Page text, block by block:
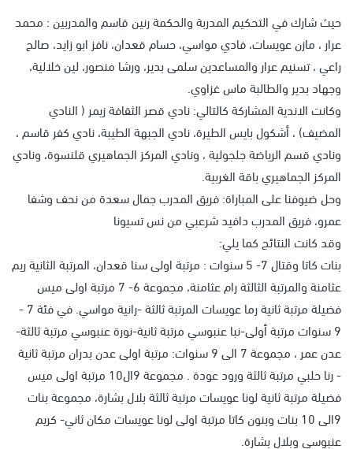
حيث شارك في التحكيم المدربة والحكمة رنين قاسم والمدربين : محمد
عرار ، مازن عويسات، فادي مواسي، حسام قعدان، نافز ابو زايد، صالح
راعي ، تسنيم عرار والمساعدين سلمى بدير، ورشا منصور، لين خلالية،
وجهاد بدير والطالبة ماس غزاوي.
وكانت الاندية المشاركة كالتالي: نادي قصر الثقافة زيمر ( النادي
المضيف) ، أشكول بايس الطيرة، نادي الجبهة الطيبة، نادي كفر قاسم ،
ونادي قسم الرياضة جلجولية ، ونادي المركز الجماهيري قلنسوة، ونادي
المركز الجماهيري باقة الغربية.
وحل ضيوفنا على المباراة: فريق المدرب جمال سعدة من نحف وشفا
عمرو، فريق المدرب دافيد شرعبي من نس تسيونا
وقد كانت النتائج كما يلي:
بنات كاتا وقتال 7- 5 سنوات : مرتبة اولى سنا قعدان، المرتبة الثانية ريم
عثامنة والمرتبة الثالثة رام عثامنة، مجموعة 6- 7 مرتبة اولى ميس
فضيلة مرتبة ثانية رما عويسات المرتبة ثالثة -رانية مواسي. في فئة 7 -
9 سنوات مرتبة أولى-نبا عنبوسي مرتبة ثانية-نورة عنبوسي مرتبة ثالثة-
عدن عمر ، مجموعة 7 الى 9 سنوات: مرتبة اولى عدن بدران مرتبة ثانية
- رنا حلبي مرتبة ثالثة ورود عودة . مجموعة 9ال10 مرتبة اولى ميس
فضيلة مرتبة ثانية لونا عويسات مرتبة ثالثة بلال بشارة، مجموعة بنات
9الى 10 بنات وبنون كاتا مرتبة اولى لونا عويسات مكان ثاني- كريم
عنبوسي وبلال بشارة.